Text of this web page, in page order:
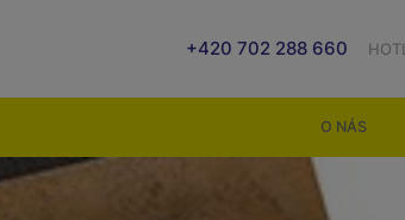
+420 702 288 660
O NÁS